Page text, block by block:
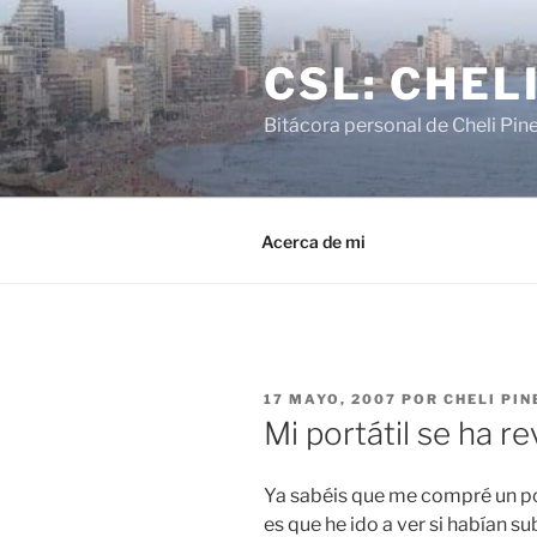
Saltar
al
contenido
CSL:
Bitácora personal de Cheli
Acerca de mi
PUBLICADO
EL
17 MAYO, 2007 POR CHELI
Mi portátil se ha
Ya sabéis que me compré un
es que he ido a ver si habían